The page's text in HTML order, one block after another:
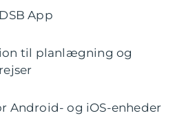
App
til planlægning og
Android- og iOS-enheder